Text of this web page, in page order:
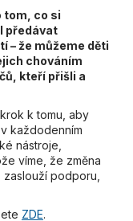
tom, co si
předávat
– že můžeme děti
chováním
kteří přišli a
k tomu, aby
každodenním
nástroje,
víme, že změna
podporu,
ZDE.